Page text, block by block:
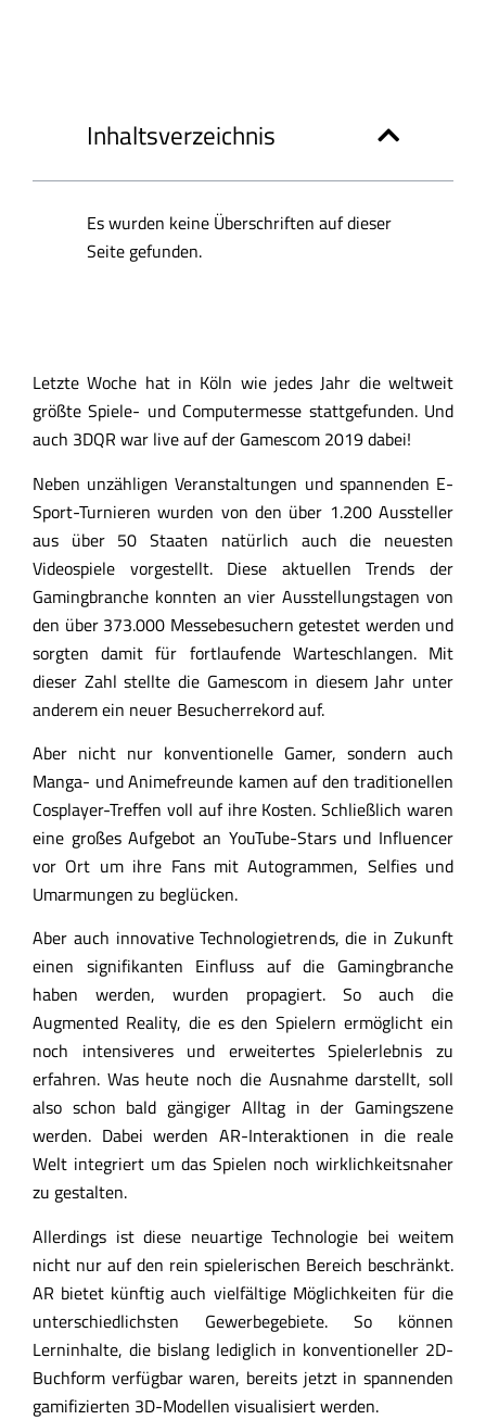
Inhaltsverzeichnis
Es wurden keine Überschriften auf dieser
Seite gefunden.
Letzte Woche hat in Köln wie jedes Jahr die weltweit
größte Spiele- und Computermesse stattgefunden. Und
auch 3DQR war live auf der Gamescom 2019 dabei!
Neben unzähligen Veranstaltungen und spannenden E-
Sport-Turnieren wurden von den über 1.200 Aussteller
aus über 50 Staaten natürlich auch die neuesten
Videospiele vorgestellt. Diese aktuellen Trends der
Gamingbranche konnten an vier Ausstellungstagen von
den über 373.000 Messebesuchern getestet werden und
sorgten damit für fortlaufende Warteschlangen. Mit
dieser Zahl stellte die Gamescom in diesem Jahr unter
anderem ein neuer Besucherrekord auf.
Aber nicht nur konventionelle Gamer, sondern auch
Manga- und Animefreunde kamen auf den traditionellen
Cosplayer-Treffen voll auf ihre Kosten. Schließlich waren
eine großes Aufgebot an YouTube-Stars und Influencer
vor Ort um ihre Fans mit Autogrammen, Selfies und
Umarmungen zu beglücken.
Aber auch innovative Technologietrends, die in Zukunft
einen signifikanten Einfluss auf die Gamingbranche
haben werden, wurden propagiert. So auch die
Augmented Reality, die es den Spielern ermöglicht ein
noch intensiveres und erweitertes Spielerlebnis zu
erfahren. Was heute noch die Ausnahme darstellt, soll
also schon bald gängiger Alltag in der Gamingszene
werden. Dabei werden AR-Interaktionen in die reale
Welt integriert um das Spielen noch wirklichkeitsnaher
zu gestalten.
Allerdings ist diese neuartige Technologie bei weitem
nicht nur auf den rein spielerischen Bereich beschränkt.
AR bietet künftig auch vielfältige Möglichkeiten für die
unterschiedlichsten Gewerbegebiete. So können
Lerninhalte, die bislang lediglich in konventioneller 2D-
Buchform verfügbar waren, bereits jetzt in spannenden
gamifizierten 3D-Modellen visualisiert werden.